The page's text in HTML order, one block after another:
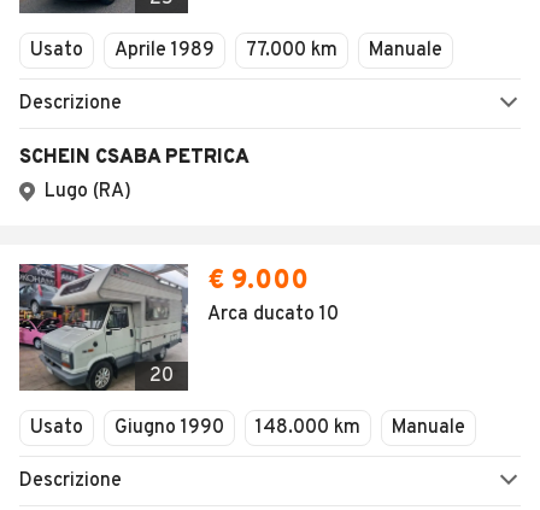
Usato Aprile 1989 77.000 km Manuale
Descrizione
SCHEIN CSABA PETRICA
Lugo (RA)
20
€ 9.000
Arca ducato 10
Usato Giugno 1990 148.000 km Manuale
Descrizione